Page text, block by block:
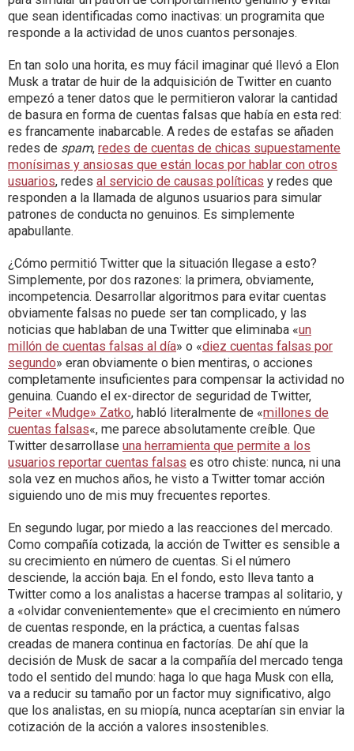
que sean identificadas como inactivas: un programita que
responde a la actividad de unos cuantos personajes.
En tan solo una horita, es muy fácil imaginar qué llevó a Elon
Musk a tratar de huir de la adquisición de Twitter en cuanto
empezó a tener datos que le permitieron valorar la cantidad
de basura en forma de cuentas falsas que había en esta red:
es francamente inabarcable. A redes de estafas se añaden
redes de spam, redes de cuentas de chicas supuestamente
monísimas y ansiosas que están locas por hablar con otros
usuarios, redes al servicio de causas políticas y redes que
responden a la llamada de algunos usuarios para simular
patrones de conducta no genuinos. Es simplemente
apabullante.
¿Cómo permitió Twitter que la situación llegase a esto?
Simplemente, por dos razones: la primera, obviamente,
incompetencia. Desarrollar algoritmos para evitar cuentas
obviamente falsas no puede ser tan complicado, y las
noticias que hablaban de una Twitter que eliminaba «un
millón de cuentas falsas al día» o «diez cuentas falsas por
segundo» eran obviamente o bien mentiras, o acciones
completamente insuficientes para compensar la actividad no
genuina. Cuando el ex-director de seguridad de Twitter,
Peiter «Mudge» Zatko, habló literalmente de «millones de
cuentas falsas«, me parece absolutamente creíble. Que
Twitter desarrollase una herramienta que permite a los
usuarios reportar cuentas falsas es otro chiste: nunca, ni una
sola vez en muchos años, he visto a Twitter tomar acción
siguiendo uno de mis muy frecuentes reportes.
En segundo lugar, por miedo a las reacciones del mercado.
Como compañía cotizada, la acción de Twitter es sensible a
su crecimiento en número de cuentas. Si el número
desciende, la acción baja. En el fondo, esto lleva tanto a
Twitter como a los analistas a hacerse trampas al solitario, y
a «olvidar convenientemente» que el crecimiento en número
de cuentas responde, en la práctica, a cuentas falsas
creadas de manera continua en factorías. De ahí que la
decisión de Musk de sacar a la compañía del mercado tenga
todo el sentido del mundo: haga lo que haga Musk con ella,
va a reducir su tamaño por un factor muy significativo, algo
que los analistas, en su miopía, nunca aceptarían sin enviar la
cotización de la acción a valores insostenibles.